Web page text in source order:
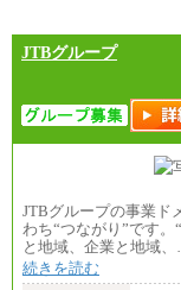
JTBグループ
JTBグループの事業ド
わち“つながり”です
と地域、企業と地域
続きを読む